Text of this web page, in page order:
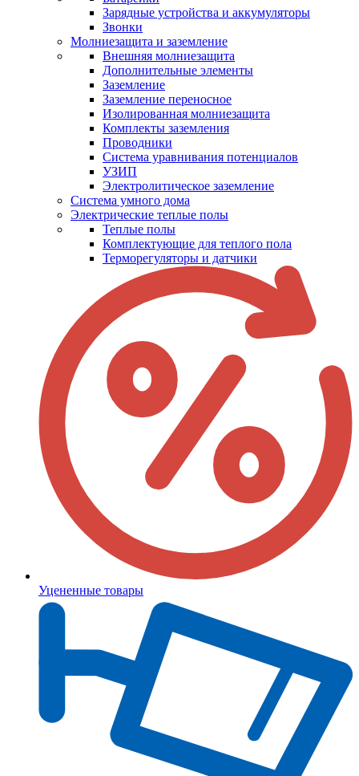
Зарядные устройства и аккумуляторы
Звонки
Молниезащита и заземление
Внешняя молниезащита
Дополнительные элементы
Заземление
Заземление переносное
Изолированная молниезащита
Комплекты заземления
Проводники
Система уравнивания потенциалов
УЗИП
Электролитическое заземление
Система умного дома
Электрические теплые полы
Теплые полы
Комплектующие для теплого пола
Терморегуляторы и датчики
Уцененные товары